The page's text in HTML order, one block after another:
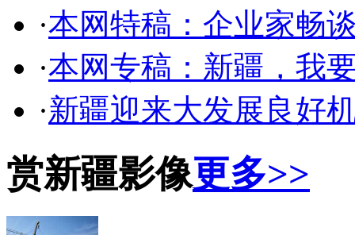
·本网特稿：企业家畅
·本网专稿：新疆，我
·新疆迎来大发展良好
赏新疆影像更多>>